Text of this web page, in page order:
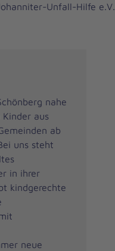
Unfall-Hilfe e.V.
nahe
aus
ab
uns steht
in ihrer
kindgerechte
neue